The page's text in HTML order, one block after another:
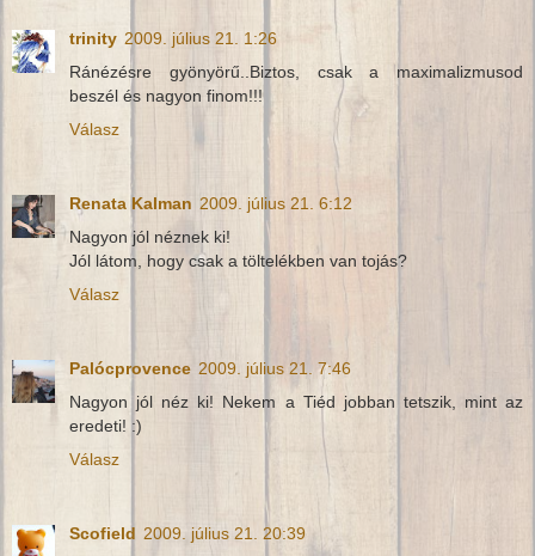
trinity 2009. július 21. 1:26
Ránézésre gyönyörű..Biztos, csak a maximalizmusod
beszél és nagyon finom!!!
Válasz
Renata Kalman 2009. július 21. 6:12
Nagyon jól néznek ki!
Jól látom, hogy csak a töltelékben van tojás?
Válasz
Palócprovence 2009. július 21. 7:46
Nagyon jól néz ki! Nekem a Tiéd jobban tetszik, mint az
eredeti! :)
Válasz
Scofield 2009. július 21. 20:39